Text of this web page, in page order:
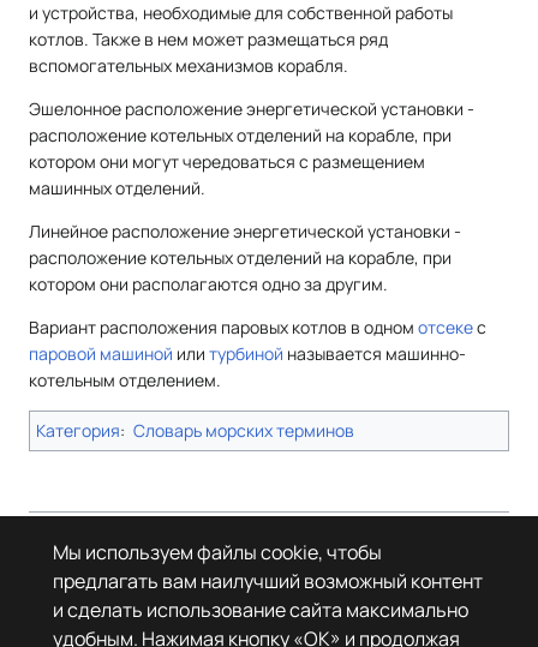
и устройства, необходимые для собственной работы
котлов. Также в нем может размещаться ряд
вспомогательных механизмов корабля.
Эшелонное расположение энергетической установки -
расположение котельных отделений на корабле, при
котором они могут чередоваться с размещением
машинных отделений.
Линейное расположение энергетической установки -
расположение котельных отделений на корабле, при
котором они располагаются одно за другим.
Вариант расположения паровых котлов в одном отсекес
паровой машиной или турбиной называется машинно-
котельным отделением.
Категория: Словарь морских терминов
Страница в последний раз была отредактирована 2 июня 2026 года в
09:49.
© Леста Игры, 2022–2026. Игры «Мир танков», «Мир кораблей», Tanks
Blitz основаны на интеллектуальной собственности третьих лиц. Все
права на объекты прав третьих лиц принадлежат их законным
Мы используем файлы cookie, чтобы
предлагать вам наилучший возможный контент
и сделать использование сайта максимально
удобным. Нажимая кнопку «OK» и продолжая